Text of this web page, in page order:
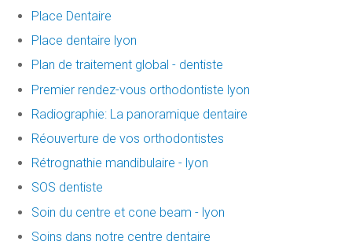
Place Dentaire
Place dentaire lyon
Plan de traitement global - dentiste
Premier rendez-vous orthodontiste lyon
Radiographie: La panoramique dentaire
Réouverture de vos orthodontistes
Rétrognathie mandibulaire - lyon
SOS dentiste
Soin du centre et cone beam - lyon
Soins dans notre centre dentaire